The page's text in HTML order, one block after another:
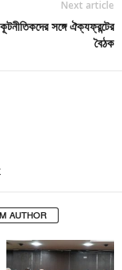
Next article
সঙ্গে ঐক্যফ্রন্টের
বৈঠক
AUTHOR